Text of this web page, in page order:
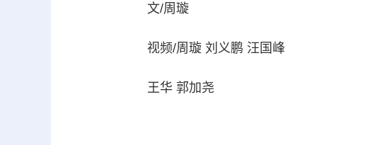
文/周璇
视频/周璇 刘义鹏 汪国峰
王华 郭加尧